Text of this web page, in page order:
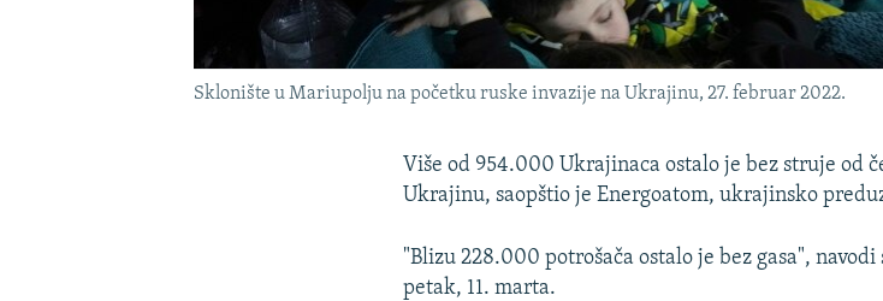
Sklonište u Mariupolju na početku ruske invazije na Ukrajinu, 27. februar 2022.
Više od 954.000 Ukrajinaca ostalo je bez struje od
Ukrajinu, saopštio je Energoatom, ukrajinsko
"Blizu 228.000 potrošača ostalo je bez gasa",
petak, 11. marta.